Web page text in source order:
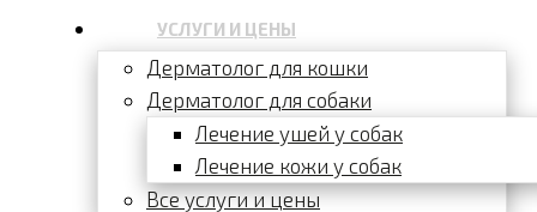
УСЛУГИ И ЦЕНЫ
Дерматолог для кошки
Дерматолог для собаки
Лечение ушей у собак
Лечение кожи у собак
Все услуги и цены